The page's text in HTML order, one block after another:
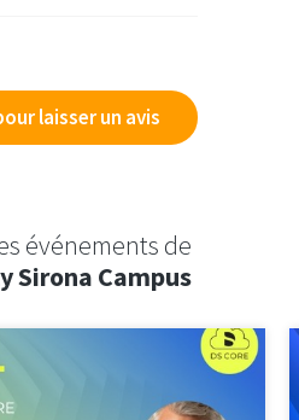
laisser un avis
événements de
Sirona Campus